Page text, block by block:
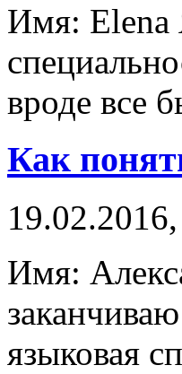
Имя: Elena
вроде все
Как
19.02.2016,
Имя:
языковая